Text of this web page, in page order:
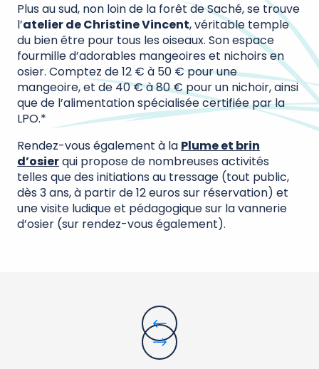
Plus au sud, non loin de la forêt de Saché, se trouve
l’atelier de Christine Vincent, véritable temple
du bien être pour tous les oiseaux. Son espace
fourmille d’adorables mangeoires et nichoirs en
osier. Comptez de 12 € à 50 € pour une
mangeoire, et de 40 € à 80 € pour un nichoir, ainsi
que de l’alimentation spécialisée certifiée par la
LPO.*
Rendez-vous également à la Plume et brin
d’osierqui propose de nombreuses activités
telles que des initiations au tressage (tout public,
dès 3 ans, à partir de 12 euros sur réservation) et
une visite ludique et pédagogique sur la vannerie
d’osier (sur rendez-vous également).